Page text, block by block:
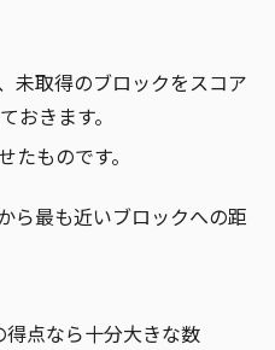
未取得のブロックをスコア
おきます。
たものです。
ら最も近いブロックへの距
点なら十分大きな数